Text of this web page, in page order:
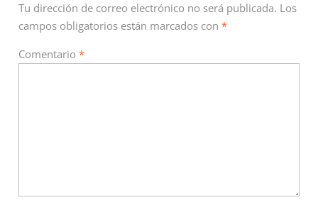
Tu dirección de correo electrónico no será publicada. Los
campos obligatorios están marcados con*
Comentario*